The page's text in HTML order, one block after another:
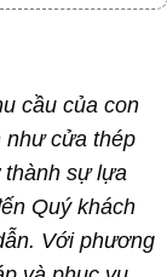
cầu của con
như cửa thép
thành sự lựa
Quý khách
Với phương